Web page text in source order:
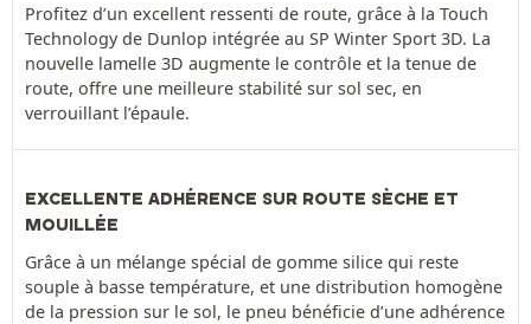
Profitez d’un excellent ressenti de route, grâce à la Touch
Technology de Dunlop intégrée au SP Winter Sport 3D. La
nouvelle lamelle 3D augmente le contrôle et la tenue de
route, offre une meilleure stabilité sur sol sec, en
verrouillant l’épaule.
EXCELLENTE ADHÉRENCE SUR ROUTE SÈCHE ET
MOUILLÉE
Grâce à un mélange spécial de gomme silice qui reste
souple à basse température, et une distribution homogène
de la pression sur le sol, le pneu bénéficie d’une adhérence